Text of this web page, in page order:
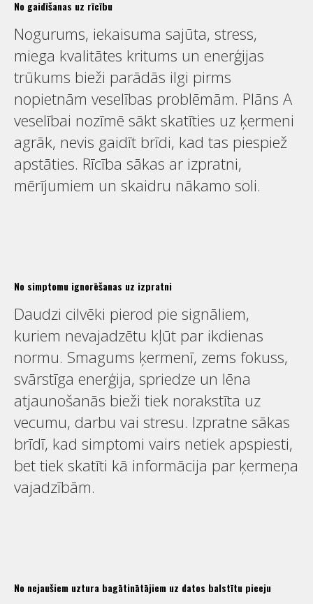
No gaidīšanas uz rīcību
Nogurums, iekaisuma sajūta, stress,
miega kvalitātes kritums un enerģijas
trūkums bieži parādās ilgi pirms
nopietnām veselības problēmām. Plāns A
veselībai nozīmē sākt skatīties uz ķermeni
agrāk, nevis gaidīt brīdi, kad tas piespiež
apstāties. Rīcība sākas ar izpratni,
mērījumiem un skaidru nākamo soli.
No simptomu ignorēšanas uz izpratni
Daudzi cilvēki pierod pie signāliem,
kuriem nevajadzētu kļūt par ikdienas
normu. Smagums ķermenī, zems fokuss,
svārstīga enerģija, spriedze un lēna
atjaunošanās bieži tiek norakstīta uz
vecumu, darbu vai stresu. Izpratne sākas
brīdī, kad simptomi vairs netiek apspiesti,
bet tiek skatīti kā informācija par ķermeņa
vajadzībām.
No nejaušiem uztura bagātinātājiem uz datos balstītu pieeju